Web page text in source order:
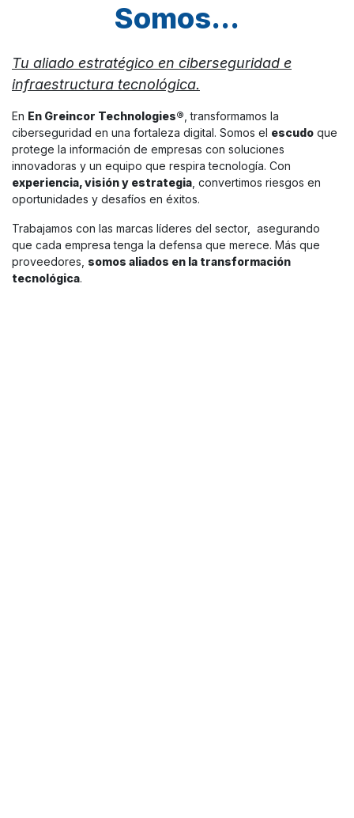
Somos...
Tu aliado estratégico en ciberseguridad e
infraestructura tecnológica.
En En Greincor Technologies®, transformamos la
ciberseguridad en una fortaleza digital. Somos el escudo que
protege la información de empresas con soluciones
innovadoras y un equipo que respira tecnología. Con
experiencia, visión y estrategia, convertimos riesgos en
oportunidades y desafíos en éxitos.
Trabajamos con las marcas líderes del sector, asegurando
que cada empresa tenga la defensa que merece. Más que
proveedores, somos aliados en la transformación
tecnológica.